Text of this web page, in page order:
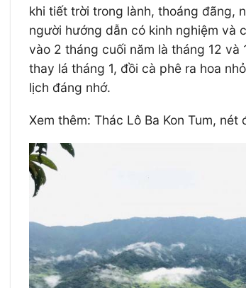
khi tiết trời trong lành, thoáng đãng,
người hướng dẫn có kinh nghiệm và
vào 2 tháng cuối năm là tháng 12
thay lá tháng 1, đồi cà phê ra hoa
lịch đáng nhớ.
Xem thêm: Thác Lô Ba Kon Tum,